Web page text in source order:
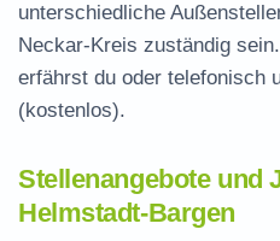
unterschiedliche
Neckar-Kreis zuständig
erfährst du oder telefonisch
(kostenlos).
Stellenangebote und
Helmstadt-Bargen